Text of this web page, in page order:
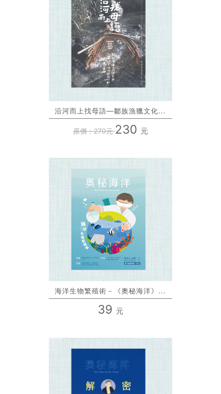
沿河而上找母語—鄒族漁獵文化...
原價：270元230 元
海洋生物繁殖術－《奧秘海洋》...
39 元